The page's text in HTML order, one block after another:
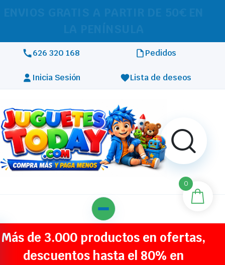
626 320 168 Pedidos
Inicia Sesión Lista de deseos
Más de 3.000 productos en ofertas,
descuentos hasta el 80% en
0